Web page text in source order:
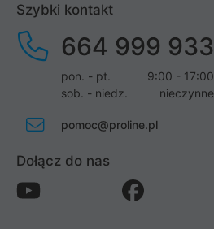
Szybki kontakt
664 999 933
pon. - pt.
9:00 - 17:00
sob. - niedz.
nieczynne
pomoc@proline.pl
Dołącz do nas